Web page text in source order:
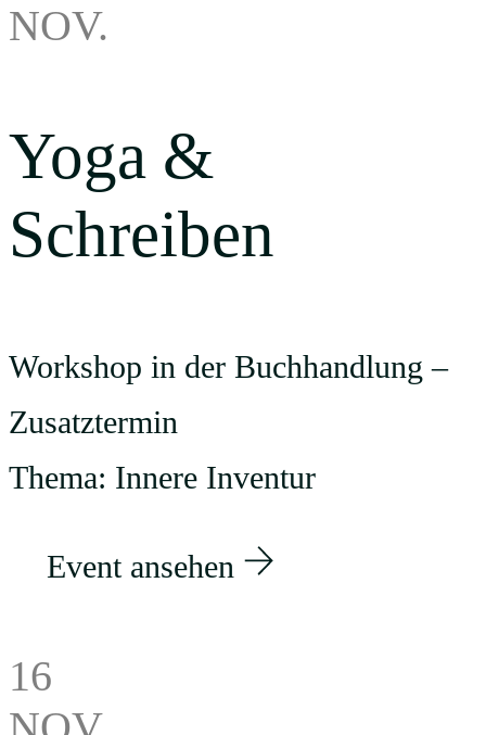
NOV.
Yoga &
Schreiben
Workshop in der Buchhandlung –
Zusatztermin
Thema: Innere Inventur
Event ansehen
16